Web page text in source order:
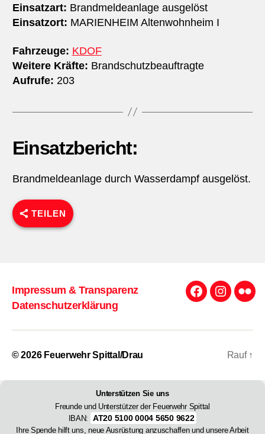
Einsatzart: Brandmeldeanlage ausgelöst
Einsatzort: MARIENHEIM Altenwohnheim I
Fahrzeuge: KDOF
Weitere Kräfte: Brandschutzbeauftragte
Aufrufe: 203
Einsatzbericht:
Brandmeldeanlage durch Wasserdampf ausgelöst.
TEILEN
Impressum & Transparenz
Datenschutzerklärung
Facebook
© 2026 Feuerwehr Spittal/Drau Rauf ↑
Unterstützen Sie uns
Freunde und Unterstützer der Feuerwehr Spittal
IBAN: AT20 5100 0004 5650 9622
Ihre Spende hilft uns, neue Ausrüstung anzuschaffen und unsere Arbeit